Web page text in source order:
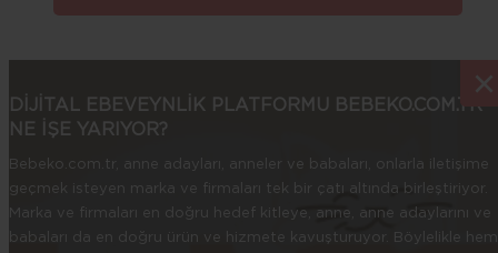
DİJİTAL EBEVEYNLİK PLATFORMU BEBEKO.COM.TR
NE İŞE YARIYOR?
Bebeko.com.tr, anne adayları, anneler ve babaları, onlarla iletişime
geçmek isteyen marka ve firmaları tek bir çatı altında birleştiriyor.
Marka ve firmaları en doğru hedef kitleye, anne, anne adaylarını ve
babaları da en doğru ürün ve hizmete kavuşturuyor. Böylelikle hem